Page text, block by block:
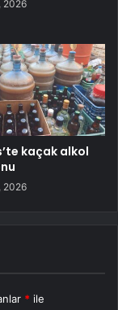
2026
kaçak alkol
2026
* ile